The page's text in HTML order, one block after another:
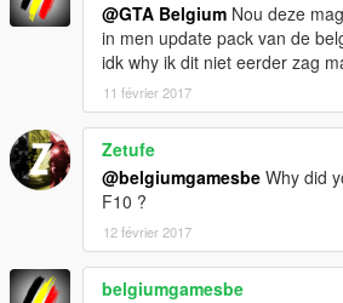
@GTA Belgium Nou deze
in men update pack van de
idk why ik dit niet eerder zag
11 février 2017
Zetufe
@belgiumgamesbe Why did
F10 ?
12 février 2017
belgiumgamesbe